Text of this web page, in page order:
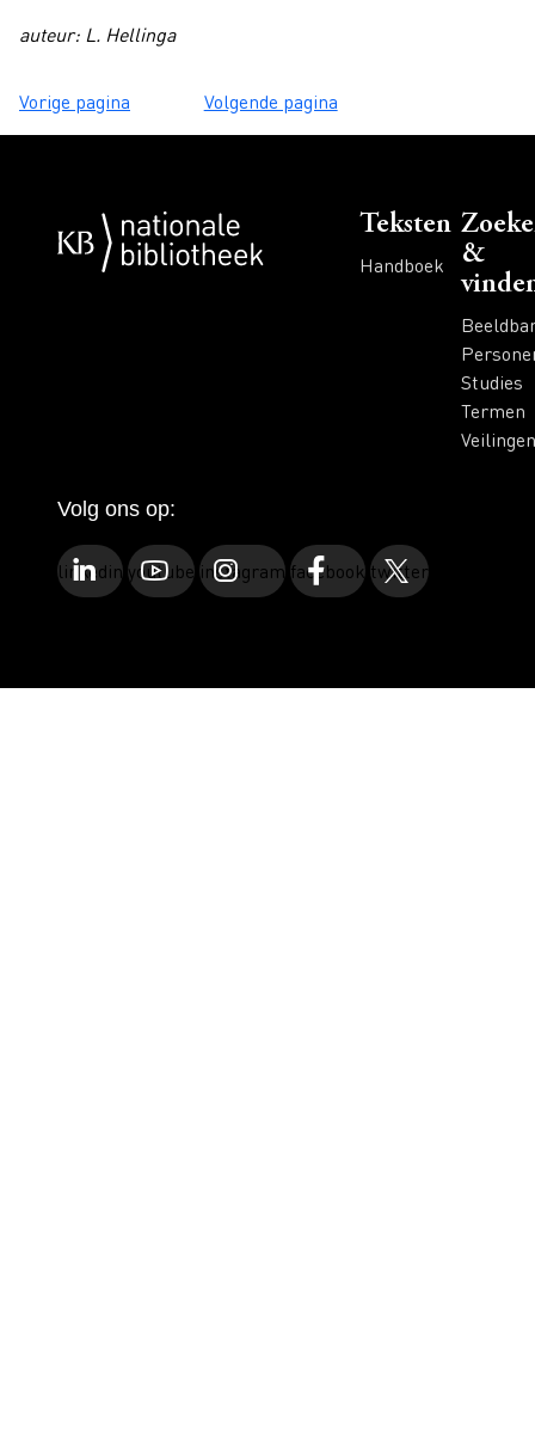
auteur: L. Hellinga
Vorige pagina Volgende pagina
Voet
Teksten
Handboek
&
Studies
Termen
Veilingen
Volg ons op:
linkedinyoutubeinstagramfacebooktwitter